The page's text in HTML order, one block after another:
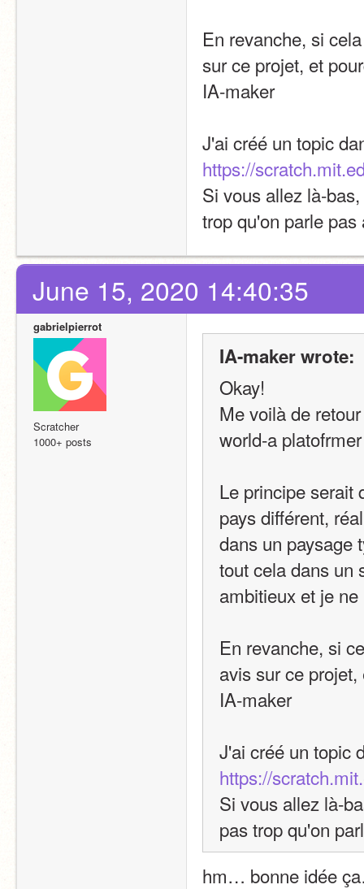
En revanche, si
sur ce projet, et
IA-maker
J'ai créé un topic
https://
Si vous allez là-
trop qu'on parle
June 15, 2020 14:40:35
gabrielpierrot
Scratcher
1000+ posts
IA-maker wrote:
Okay!
Me voilà de
world-a platofrmer
Le principe serait
pays différent,
dans un paysage
tout cela dans un
ambitieux et je
En revanche, si
avis sur ce
IA-maker
J'ai créé un topic
https://
Si vous allez là-
pas trop qu'on
hm… bonne idée